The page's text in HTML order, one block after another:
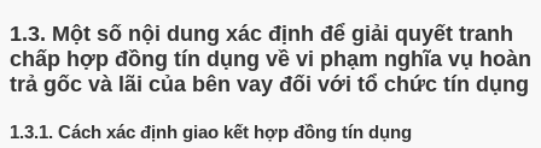
1.3. Một số nội dung xác định để giải quyết tranh
chấp hợp đồng tín dụng về vi phạm nghĩa vụ hoàn
trả gốc và lãi của bên vay đối với tổ chức tín dụng
1.3.1. Cách xác định giao kết hợp đồng tín dụng